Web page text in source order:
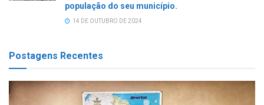
população do seu município.
14 DE OUTUBRO DE 2024
Postagens Recentes